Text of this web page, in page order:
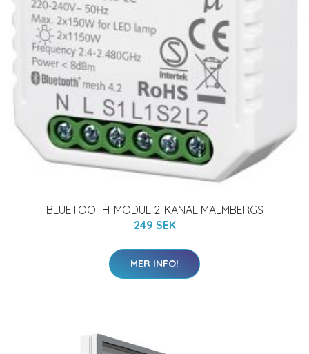
BLUETOOTH-MODUL 2-KANAL MALMBERGS
249 SEK
MER INFO!